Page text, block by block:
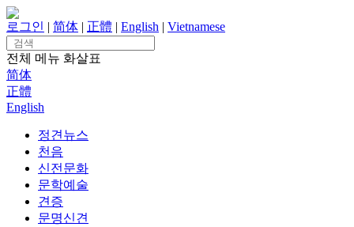
Skip
to
content
로그인 | 简体 | 正體 | English | Vietnamese
Search
for:
전체 메뉴 화살표
简体
正體
English
정견뉴스
천음
신전문화
문학예술
견증
문명신견